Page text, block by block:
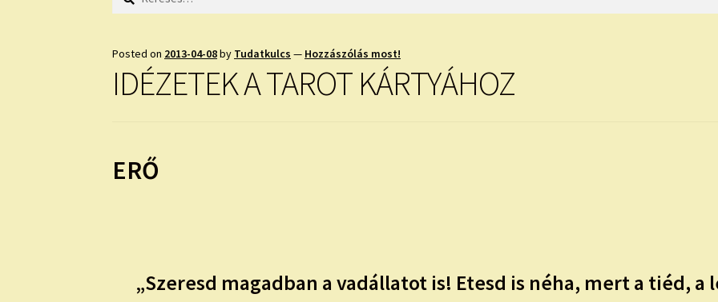
Posted on 2013-04-08by Tudatkulcs — Hozzászólás most!
IDÉZETEK A TAROT KÁRTYÁHOZ
ERŐ
„Szeresd magadban a vadállatot is! Etesd is néha, mert a tiéd,